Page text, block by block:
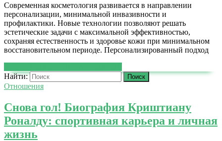
Современная косметология развивается в направлении
персонализации, минимальной инвазивности и
профилактики. Новые технологии позволяют решать
эстетические задачи с максимальной эффективностью,
сохраняя естественность и здоровье кожи при минимальном
восстановительном периоде. Персонализированный подход
Найти:
Отношения
Снова гол! Биография Криштиану
Роналду: спортивная карьера и личная
жизнь